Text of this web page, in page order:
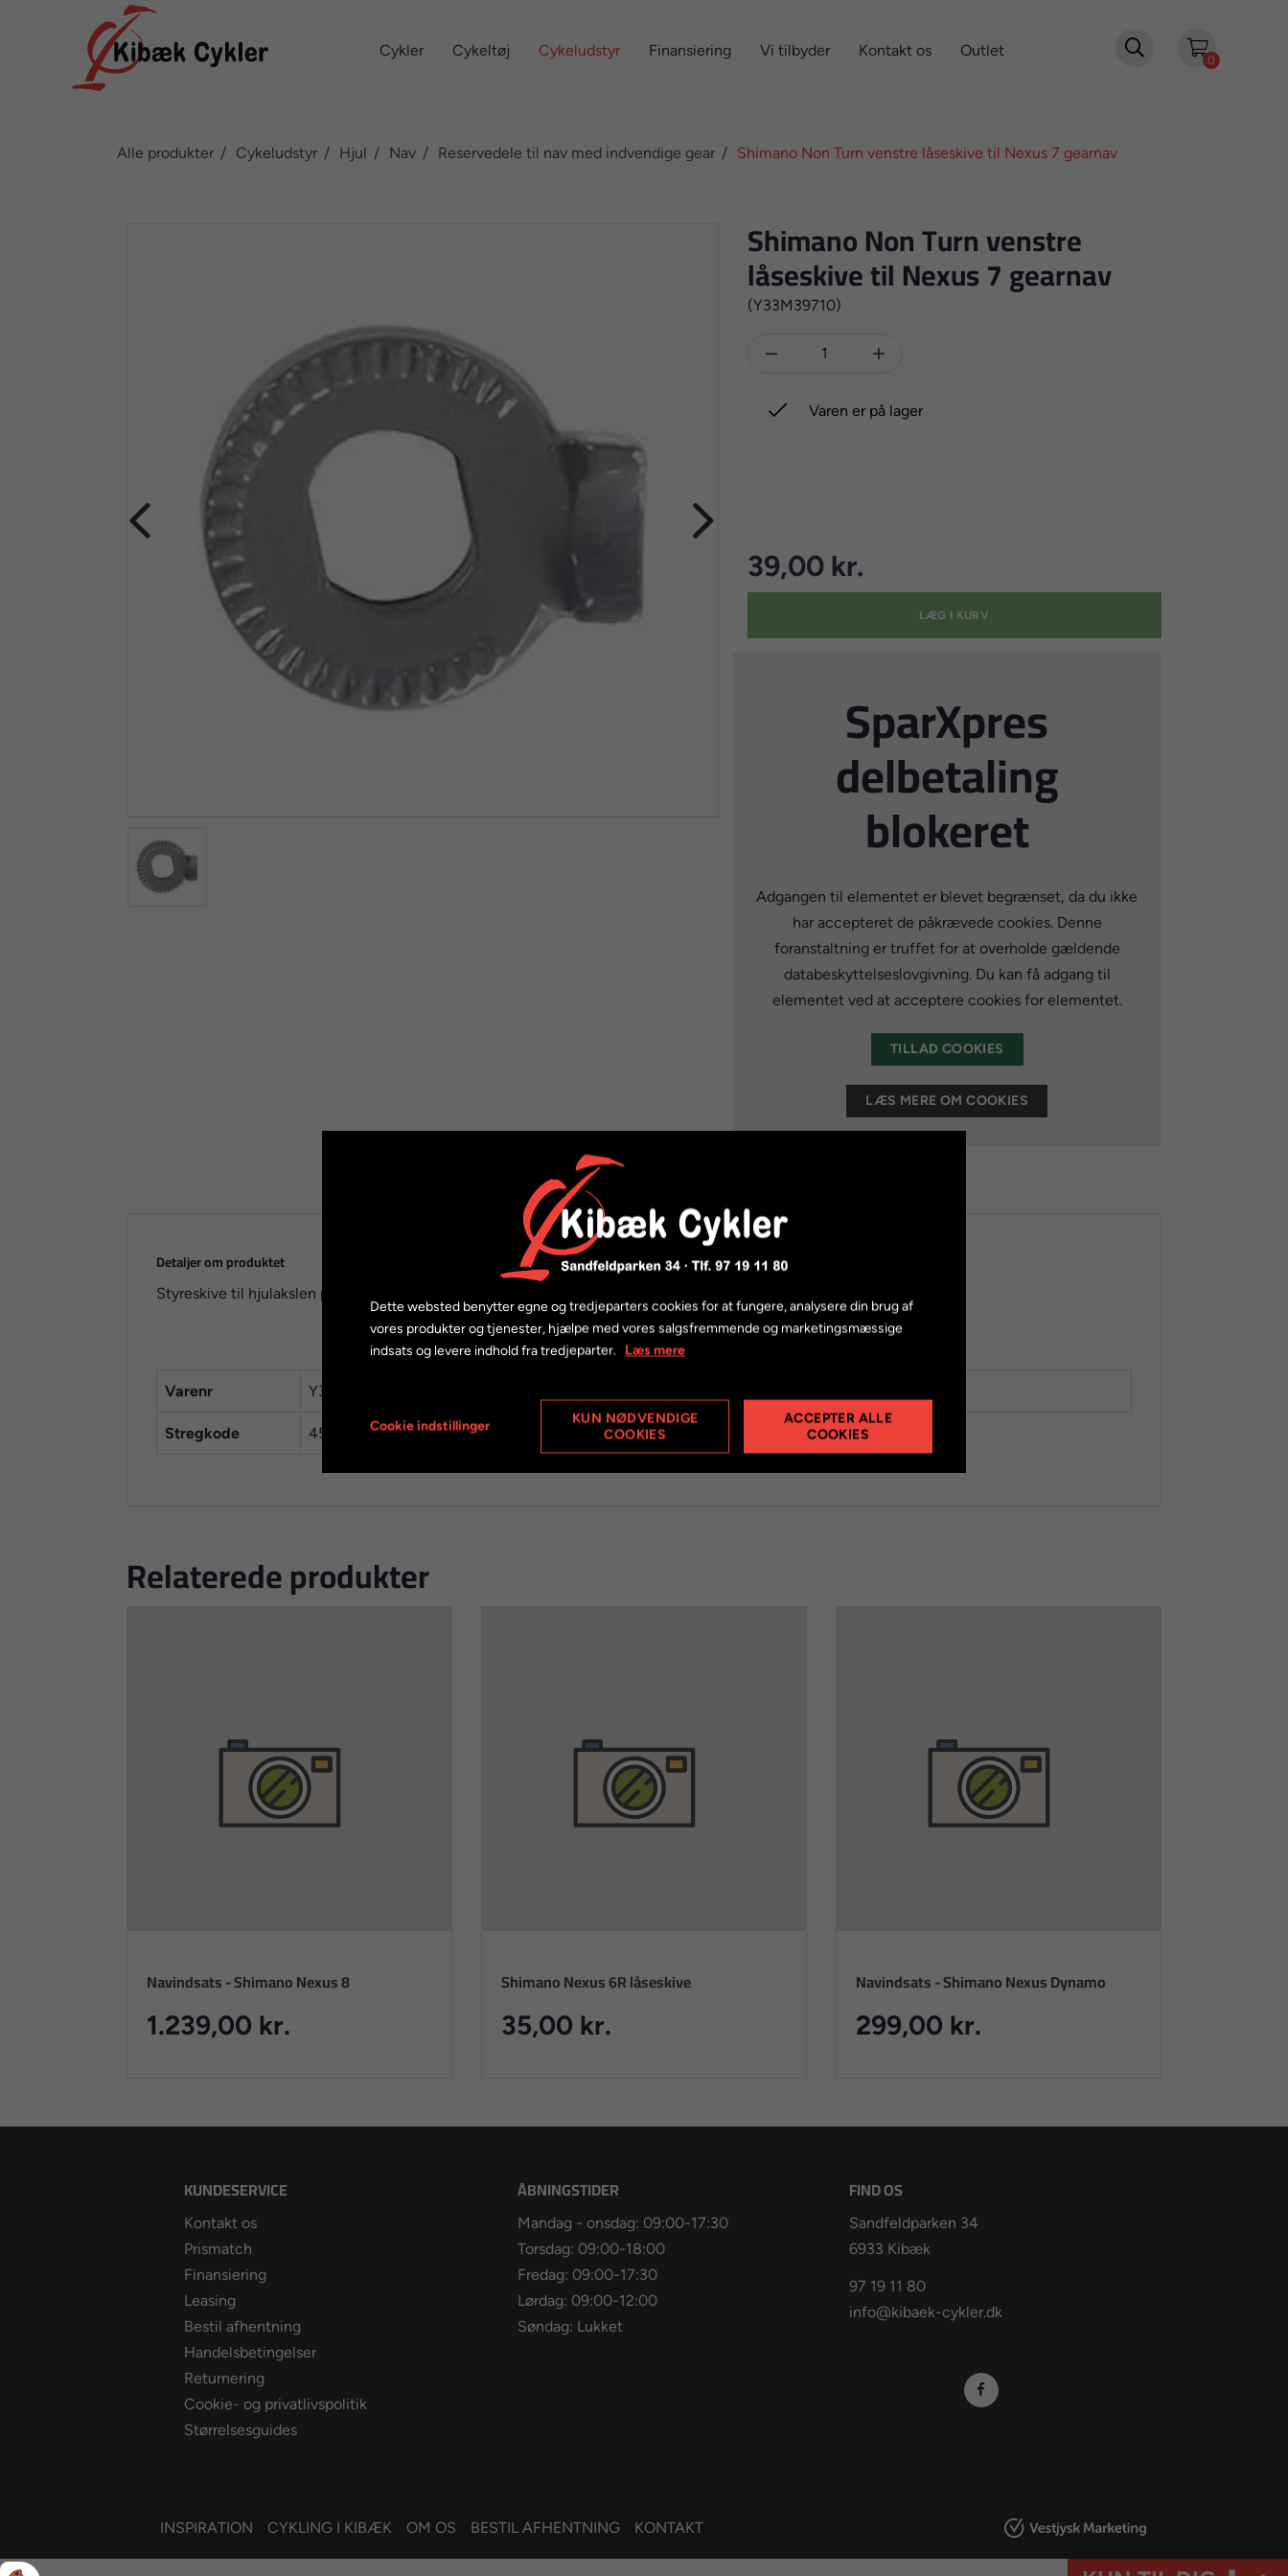
Cykler Cykeltøj Cykeludstyr Finansiering Vi tilbyder Kontakt os Outlet 
0
Alle produkter Cykeludstyr Hjul Nav Reservedele til nav med indvendige gear Shimano Non Turn venstre låseskive til Nexus 7 gearnav
Shimano Non Turn venstre
låseskive til Nexus 7 gearnav
(Y33M39710)
 
 Varen er på lager
39,00 kr.
LÆG I KURV
SparXpres
delbetaling
blokeret
Adgangen til elementet er blevet begrænset, da du ikke
har accepteret de påkrævede cookies. Denne
foranstaltning er truffet for at overholde gældende
databeskyttelseslovgivning. Du kan få adgang til
elementet ved at acceptere cookies for elementet.
TILLAD COOKIES
LÆS MERE OM COOKIES
Detaljer om produktet
Styreskive til hjulakslen på Nexus 7 gearnav. Skiven monteres på akslen under hjulmøtrikken på navets venstre side.
Varenr Y33M39710
Stregkode 4524667174219
Relaterede produkter
Navindsats - Shimano Nexus 8
1.239,00 kr.
Shimano Nexus 6R låseskive
35,00 kr.
Navindsats - Shimano Nexus Dynamo
299,00 kr.
KUNDESERVICE
Kontakt os
Prismatch
Finansiering
Leasing
Bestil afhentning
Handelsbetingelser
Returnering
Cookie- og privatlivspolitik
Størrelsesguides
ÅBNINGSTIDER
Mandag - onsdag: 09:00-17:30
Torsdag: 09:00-18:00
Fredag: 09:00-17:30
Lørdag: 09:00-12:00
Søndag: Lukket
FIND OS
Sandfeldparken 34
6933 Kibæk
97 19 11 80
info@kibaek-cykler.dk
INSPIRATION CYKLING I KIBÆK OM OS BESTIL AFHENTNING KONTAKT
Dette websted benytter egne og tredjeparters cookies for at fungere, analysere din brug af
vores produkter og tjenester, hjælpe med vores salgsfremmende og marketingsmæssige
indsats og levere indhold fra tredjeparter. Læs mere
Cookie indstillinger
KUN NØDVENDIGE
COOKIES
ACCEPTER ALLE
COOKIES